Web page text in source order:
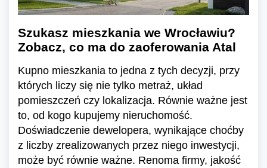
Szukasz mieszkania we Wrocławiu?
Zobacz, co ma do zaoferowania Atal
Kupno mieszkania to jedna z tych decyzji, przy
których liczy się nie tylko metraż, układ
pomieszczeń czy lokalizacja. Równie ważne jest
to, od kogo kupujemy nieruchomość.
Doświadczenie dewelopera, wynikające choćby
z liczby zrealizowanych przez niego inwestycji,
może być równie ważne. Renoma firmy, jakość